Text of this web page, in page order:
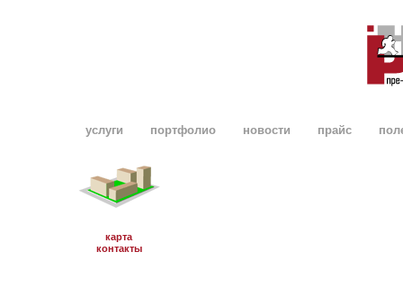
услуги портфолио новости прайс
карта
контакты